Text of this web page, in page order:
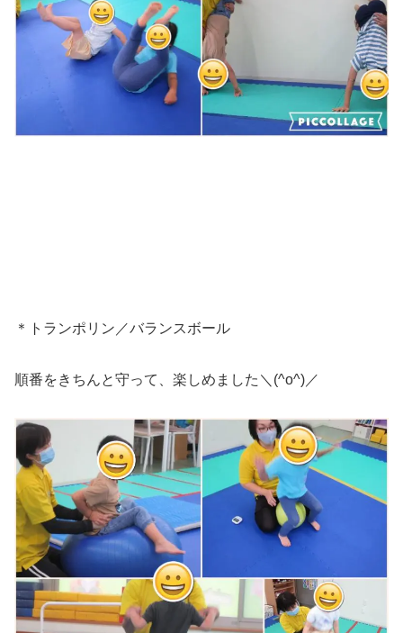
＊トランポリン／バランスボール
順番をきちんと守って、楽しめました＼(^o^)／